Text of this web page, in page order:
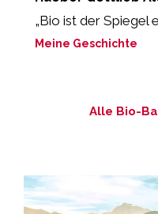
„Bio ist der Spiegel
Meine Geschichte
Alle Bio-